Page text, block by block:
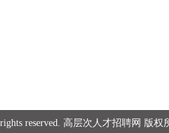
reserved. 高层次人才招聘网 版权